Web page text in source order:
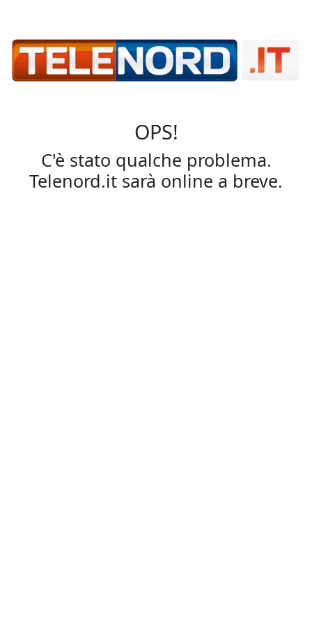
OPS!
C'è stato qualche problema.
Telenord.it sarà online a breve.